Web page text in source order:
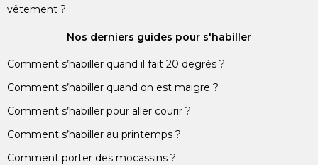
vêtement ?
Nos derniers guides pour s'habiller
Comment s’habiller quand il fait 20 degrés ?
Comment s’habiller quand on est maigre ?
Comment s’habiller pour aller courir ?
Comment s’habiller au printemps ?
Comment porter des mocassins ?